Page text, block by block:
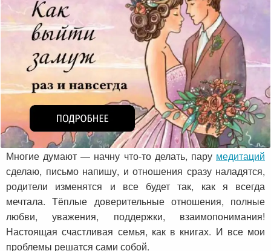
Многие думают — начну что-то делать, пару медитаций
сделаю, письмо напишу, и отношения сразу наладятся,
родители изменятся и все будет так, как я всегда
мечтала. Тёплые доверительные отношения, полные
любви, уважения, поддержки, взаимопонимания!
Настоящая счастливая семья, как в книгах. И все мои
проблемы решатся сами собой.